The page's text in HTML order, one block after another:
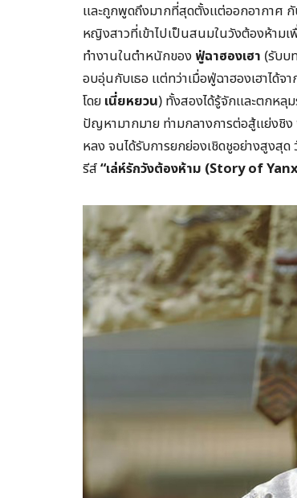
และถูกพูดถึงมากที่สุดตั้งแต่ออกอากาศ กั
หญิงสาวที่เข้าไปเป็นสนมในวังต้องห้ามเ
ทำงานในตำหนักของ ฟู่ฉาฮองเฮา (รับบ
อบอุ่นกับเธอ แต่ทว่าเมื่อฟู่ฉาฮองเฮาได้
โดย เนี่ยหยวน) ทั้งสองได้รู้จักและตกหลุ
ปัญหามากมาย ท่ามกลางการต่อสู้แย่งชิ
หลง จนได้รับการยกย่องเชิดชูอย่างสูงสุด
รีส์“เล่ห์รักวังต้องห้าม (Story of